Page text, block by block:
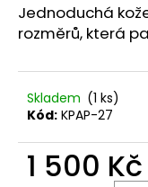
Jednoduchá
rozměrů, která
Skladem (1 ks)
Kód: KPAP-27
1 500 Kč
D
o
p
o